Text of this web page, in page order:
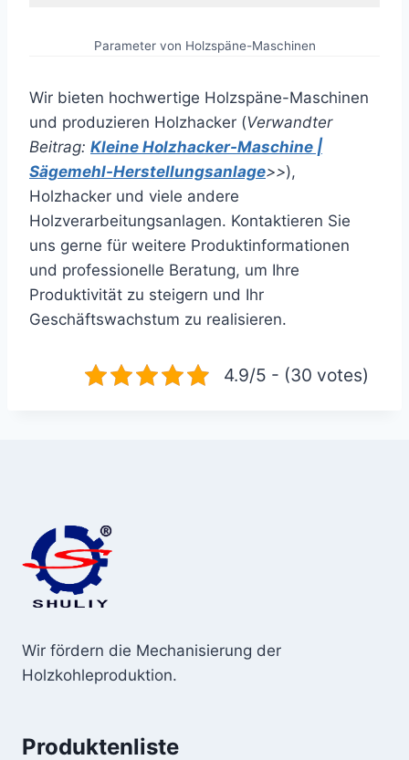
Parameter von Holzspäne-Maschinen
Wir bieten hochwertige Holzspäne-Maschinen
und produzieren Holzhacker (Verwandter
Beitrag: Kleine Holzhacker-Maschine |
Sägemehl-Herstellungsanlage>>),
Holzhacker und viele andere
Holzverarbeitungsanlagen. Kontaktieren Sie
uns gerne für weitere Produktinformationen
und professionelle Beratung, um Ihre
Produktivität zu steigern und Ihr
Geschäftswachstum zu realisieren.
4.9/5 - (30 votes)
Wir fördern die Mechanisierung der
Holzkohleproduktion.
Produktenliste